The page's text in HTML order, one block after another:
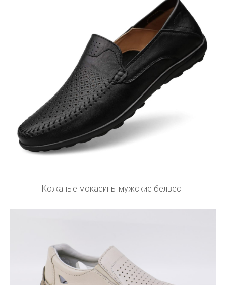
Кожаные мокасины мужские белвест